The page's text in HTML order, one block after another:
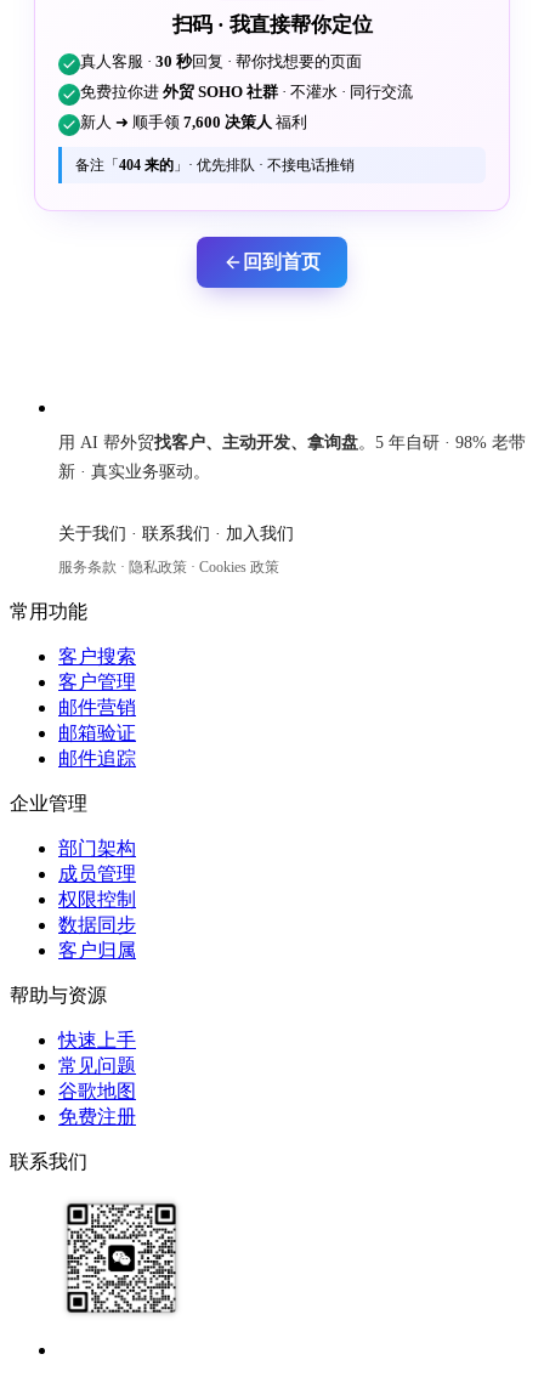
扫码 · 我直接帮你定位
真人客服 ·30 秒回复 · 帮你找想要的页面
免费拉你进外贸 SOHO 社群 · 不灌水 · 同行交流
新人 ➜ 顺手领7,600 决策人 福利
备注「404 来的 」· 优先排队 · 不接电话推销
回到首页
用 AI 帮外贸找客户、主动开发、拿询盘。5 年自研 · 98% 老带
新 · 真实业务驱动。
关于我们 · 联系我们 · 加入我们
服务条款 · 隐私政策 · Cookies 政策
常用功能
客户搜索
客户管理
邮件营销
邮箱验证
邮件追踪
企业管理
部门架构
成员管理
权限控制
数据同步
客户归属
帮助与资源
快速上手
常见问题
谷歌地图
免费注册
联系我们